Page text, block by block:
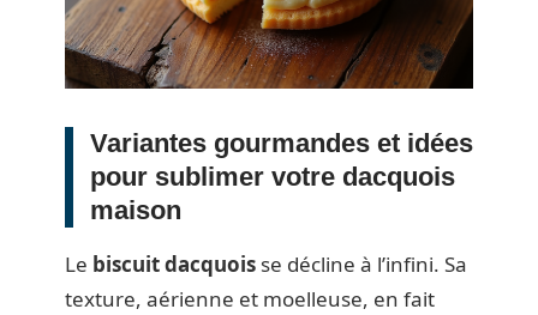
Variantes gourmandes et idées
pour sublimer votre dacquois
maison
Le biscuit dacquois se décline à l’infini. Sa
texture, aérienne et moelleuse, en fait